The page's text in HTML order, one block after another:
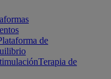
de
Terapia de